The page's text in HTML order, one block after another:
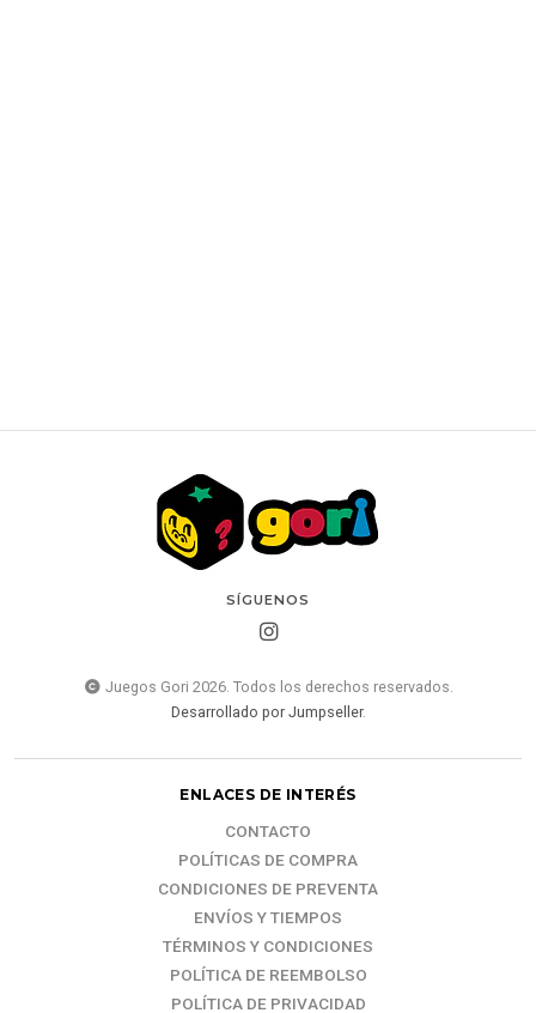
SÍGUENOS
Juegos Gori 2026. Todos los derechos reservados.
Desarrollado por Jumpseller.
ENLACES DE INTERÉS
CONTACTO
POLÍTICAS DE COMPRA
CONDICIONES DE PREVENTA
ENVÍOS Y TIEMPOS
TÉRMINOS Y CONDICIONES
POLÍTICA DE REEMBOLSO
POLÍTICA DE PRIVACIDAD